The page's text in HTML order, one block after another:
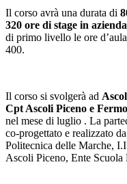
Il corso avrà una durata di
320 ore di stage in
di primo livello le ore
400.
Il corso si svolgerà ad
Cpt Ascoli Piceno e
nel mese di luglio . La
co-progettato e realizzato
Politecnica delle Marche,
Ascoli Piceno, Ente Scuola